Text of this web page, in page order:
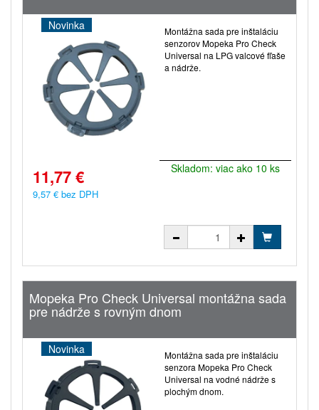
Novinka
Montážna sada pre inštaláciu
senzorov Mopeka Pro Check
Universal na LPG valcové fľaše
a nádrže.
11,77 €
9,57 € bez DPH
Skladom: viac ako 10 ks
Mopeka Pro Check Universal montážna sada
pre nádrže s rovným dnom
Novinka
Montážna sada pre inštaláciu
senzora Mopeka Pro Check
Universal na vodné nádrže s
plochým dnom.